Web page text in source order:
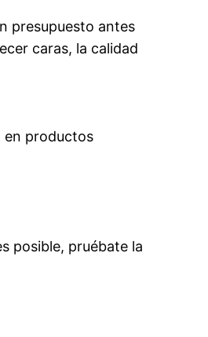
presupuesto antes
caras, la calidad
en productos
posible, pruébate la